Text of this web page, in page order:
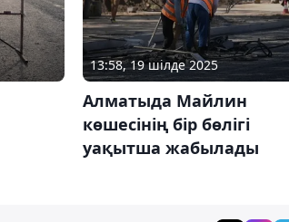
13:58, 19 шілде 2025
Алматыда Майлин
көшесінің бір бөлігі
уақытша жабылады